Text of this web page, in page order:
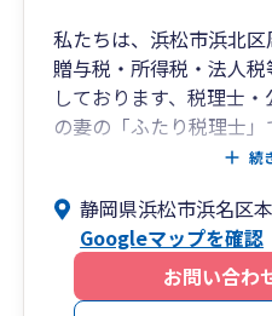
私たちは、浜松市浜北
贈与税・所得税・法人
しております、税理士
の妻の「ふたり税理士」
私たちのミッションは
経済的な選択をして頂く
成功をお手伝いすること
そのため、お客様との
本人が行っております。
続
静岡県浜松市浜名区
Googleマップを確認
お問い合わ